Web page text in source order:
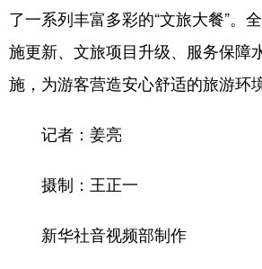
山西 辽宁
上海 江苏
安徽 福建
山东
海南
贵州
了一系列丰富多彩的“文旅大餐”。
施更新、文旅项目升级、服务保障
施，为游客营造安心舒适的旅游环境
记者：姜亮
摄制：王正一
新华社音视频部制作